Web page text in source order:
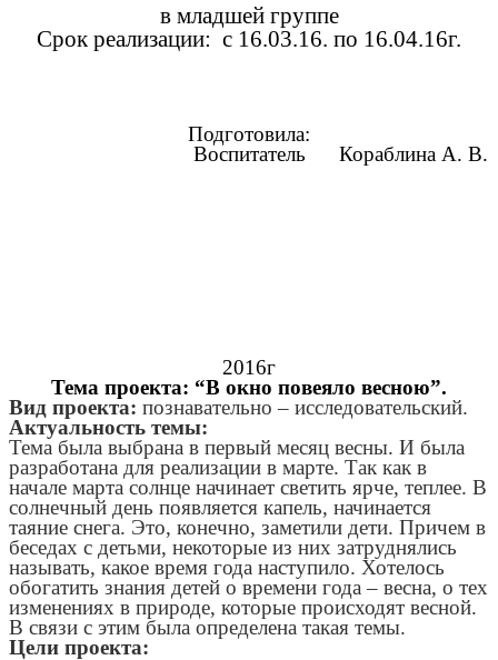
в младшей группе
Срок реализации: с 16.03.16. по 16.04.16г.
Подготовила:
Воспитатель Кораблина А. В.
2016г
Тема проекта: “В окно повеяло весною”.
Вид проекта: познавательно – исследовательский.
Актуальность темы:
Тема была выбрана в первый месяц весны. И была
разработана для реализации в марте. Так как в
начале марта солнце начинает светить ярче, теплее. В
солнечный день появляется капель, начинается
таяние снега. Это, конечно, заметили дети. Причем в
беседах с детьми, некоторые из них затруднялись
называть, какое время года наступило. Хотелось
обогатить знания детей о времени года – весна, о тех
изменениях в природе, которые происходят весной.
В связи с этим была определена такая темы.
Цели проекта: